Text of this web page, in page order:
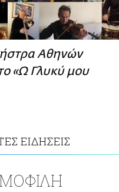
Αθηνών
«Ω Γλυκύ μου
ΕΙΔΗΣΕΙΣ